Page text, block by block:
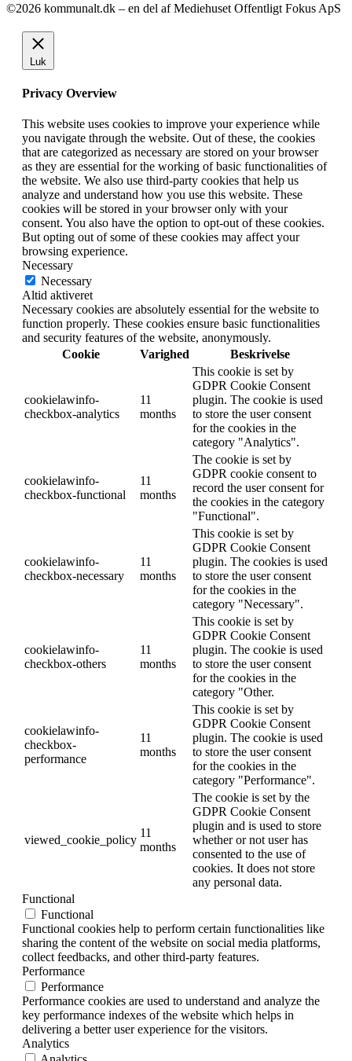
©2026 kommunalt.dk – en del af Mediehuset Offentligt Fokus ApS
Luk
Privacy Overview
This website uses cookies to improve your experience while
you navigate through the website. Out of these, the cookies
that are categorized as necessary are stored on your browser
as they are essential for the working of basic functionalities of
the website. We also use third-party cookies that help us
analyze and understand how you use this website. These
cookies will be stored in your browser only with your
consent. You also have the option to opt-out of these cookies.
But opting out of some of these cookies may affect your
browsing experience.
Necessary
Necessary
Altid aktiveret
Necessary cookies are absolutely essential for the website to
function properly. These cookies ensure basic functionalities
and security features of the website, anonymously.
Cookie
Varighed Beskrivelse
cookielawinfo-
checkbox-analytics
11
months
This cookie is set by
GDPR Cookie Consent
plugin. The cookie is used
to store the user consent
for the cookies in the
category "Analytics".
cookielawinfo-
checkbox-functional
11
months
The cookie is set by
GDPR cookie consent to
record the user consent for
the cookies in the category
"Functional".
cookielawinfo-
checkbox-necessary
11
months
This cookie is set by
GDPR Cookie Consent
plugin. The cookies is used
to store the user consent
for the cookies in the
category "Necessary".
cookielawinfo-
checkbox-others
11
months
This cookie is set by
GDPR Cookie Consent
plugin. The cookie is used
to store the user consent
for the cookies in the
category "Other.
cookielawinfo-
checkbox-
performance
11
months
This cookie is set by
GDPR Cookie Consent
plugin. The cookie is used
to store the user consent
for the cookies in the
category "Performance".
viewed_cookie_policy
11
months
The cookie is set by the
GDPR Cookie Consent
plugin and is used to store
whether or not user has
consented to the use of
cookies. It does not store
any personal data.
Functional
Functional
Functional cookies help to perform certain functionalities like
sharing the content of the website on social media platforms,
collect feedbacks, and other third-party features.
Performance
Performance
Performance cookies are used to understand and analyze the
key performance indexes of the website which helps in
delivering a better user experience for the visitors.
Analytics